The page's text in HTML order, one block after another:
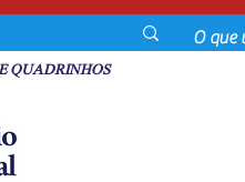
QUADRINHOS